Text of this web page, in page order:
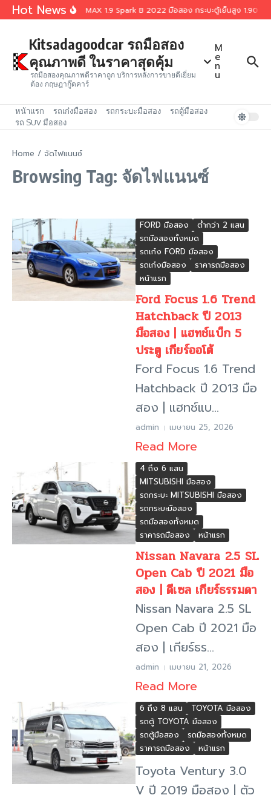
Skip to content
Hot NewsIsuzu D-MAX 1.9 Spark B 2022 มือสอง กระบะตู้เย็นสูง 1.90 เม
Kitsadagoodcar รถมือสอง
คุณภาพดี ในราคาสุดคุ้ม
รถมือสองคุณภาพดีราคาถูก บริการหลังการขายดีเยี่ยม
ต้อง กฤษฎากู๊ดคาร์
M
e
n
u
หน้าแรก รถเก๋งมือสอง รถกระบะมือสอง
รถตู้มือสอง
รถ SUV มือสอง
Home / จัดไฟแนนซ์
Browsing Tag: จัดไฟแนนซ์
FORD มือสอง
ต่ำกว่า 2 แสน
รถมือสองทั้งหมด
รถเก๋ง FORD มือสอง
รถเก๋งมือสอง
ราคารถมือสอง
หน้าแรก
Ford Focus 1.6 Trend
Hatchback ปี 2013
มือสอง | แฮทช์แบ็ก 5
ประตู เกียร์ออโต้
Ford Focus 1.6 Trend
Hatchback ปี 2013 มือ
สอง | แฮทช์แบ...
admin เมษายน 25, 2026
Read More
4 ถึง 6 แสน
MITSUBISHI มือสอง
รถกระบะ MITSUBISHI มือสอง
รถกระบะมือสอง
รถมือสองทั้งหมด
ราคารถมือสอง
หน้าแรก
Nissan Navara 2.5 SL
Open Cab ปี 2021 มือ
สอง | ดีเซล เกียร์ธรรมดา
Nissan Navara 2.5 SL
Open Cab ปี 2021 มือ
สอง | เกียร์ธร...
admin เมษายน 21, 2026
Read More
6 ถึง 8 แสน
TOYOTA มือสอง
รถตู้ TOYOTA มือสอง
รถตู้มือสอง
รถมือสองทั้งหมด
ราคารถมือสอง
หน้าแรก
Toyota Ventury 3.0
V ปี 2019 มือสอง | ตัว